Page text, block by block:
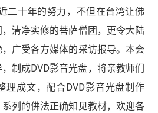
二十年的努力，不但在台湾让佛
清净实修的菩萨僧团，更令大陆
广受各方媒体的采访报导。本会
制成DVD影音光盘，将亲教师们
理成文，配合DVD影音光盘制作
系列的佛法正确知见教材，欢迎各